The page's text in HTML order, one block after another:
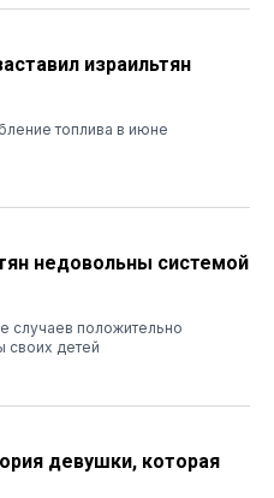
израильтян
топлива в июне
недовольны системой
случаев положительно
своих детей
девушки, которая